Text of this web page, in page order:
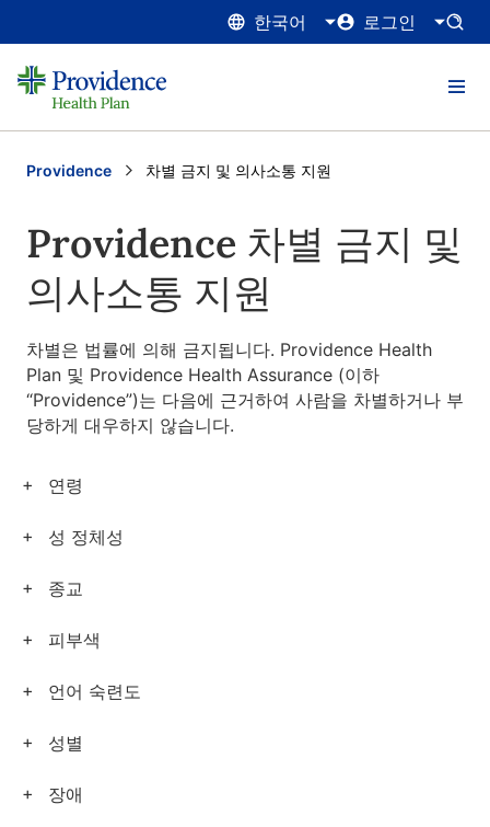
한국어 로그인
Providence Current:
차별 금지 및 의사소통 지원
Providence 차별 금지 및
의사소통 지원
차별은 법률에 의해 금지됩니다. Providence Health
Plan 및 Providence Health Assurance (이하
“Providence”)는 다음에 근거하여 사람을 차별하거나 부
당하게 대우하지 않습니다.
연령
성 정체성
종교
피부색
언어 숙련도
성별
장애